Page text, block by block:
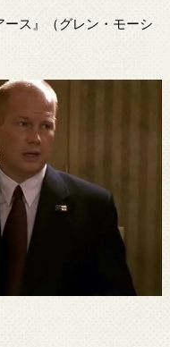
ス』（グレン・モーシ